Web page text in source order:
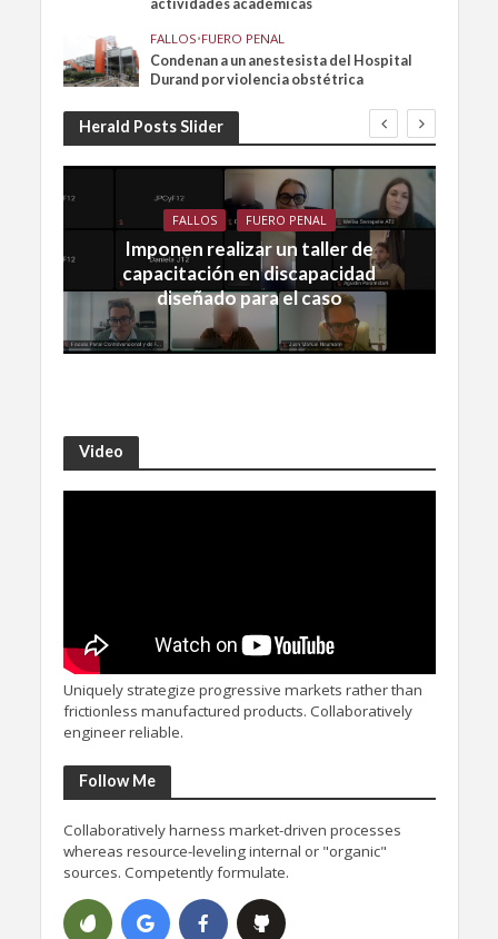
actividades académicas
FALLOS•FUERO PENAL
Condenan a un anestesista del Hospital
Durand por violencia obstétrica
Herald Posts Slider
FALLOS FUERO PENAL
Imponen realizar un taller de
capacitación en discapacidad
diseñado para el caso
Video
Uniquely strategize progressive markets rather than
frictionless manufactured products. Collaboratively
engineer reliable.
Follow Me
Collaboratively harness market-driven processes
whereas resource-leveling internal or "organic"
sources. Competently formulate.